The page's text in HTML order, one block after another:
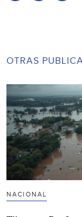
OTRAS
NACIONAL